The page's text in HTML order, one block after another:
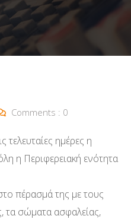
Comments : 0
τελευταίες ημέρες η
η Περιφερειακή ενότητα
πέρασμά της με τους
τα σώματα ασφαλείας,